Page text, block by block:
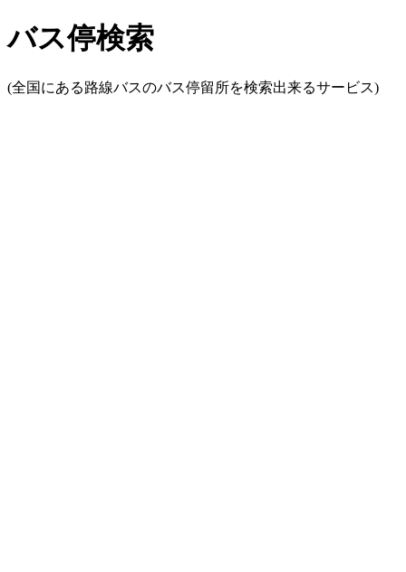
バス停検索
(全国にある路線バスのバス停留所を検索出来るサービス)